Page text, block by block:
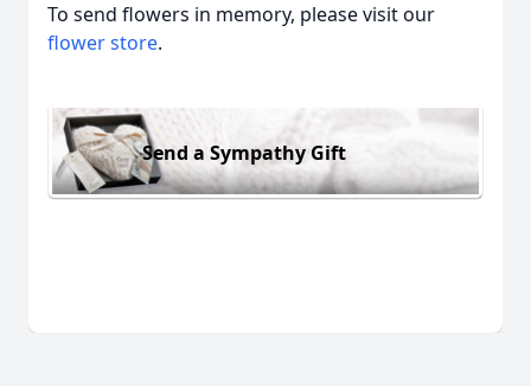
To send flowers in memory, please visit our
flower store.
Send a Sympathy Gift